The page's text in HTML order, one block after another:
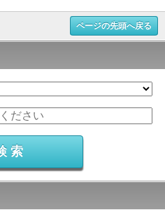
ページの先頭へ戻る